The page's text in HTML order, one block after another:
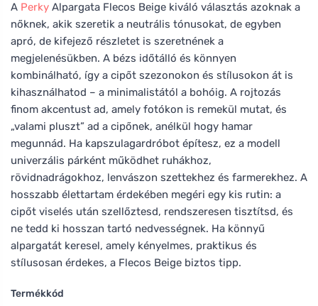
A Perky Alpargata Flecos Beige kiváló választás azoknak a
nőknek, akik szeretik a neutrális tónusokat, de egyben
apró, de kifejező részletet is szeretnének a
megjelenésükben. A bézs időtálló és könnyen
kombinálható, így a cipőt szezonokon és stílusokon át is
kihasználhatod – a minimalistától a bohóig. A rojtozás
finom akcentust ad, amely fotókon is remekül mutat, és
„valami pluszt” ad a cipőnek, anélkül hogy hamar
megunnád. Ha kapszulagardróbot építesz, ez a modell
univerzális párként működhet ruhákhoz,
rövidnadrágokhoz, lenvászon szettekhez és farmerekhez. A
hosszabb élettartam érdekében megéri egy kis rutin: a
cipőt viselés után szellőztesd, rendszeresen tisztítsd, és
ne tedd ki hosszan tartó nedvességnek. Ha könnyű
alpargatát keresel, amely kényelmes, praktikus és
stílusosan érdekes, a Flecos Beige biztos tipp.
Termékkód